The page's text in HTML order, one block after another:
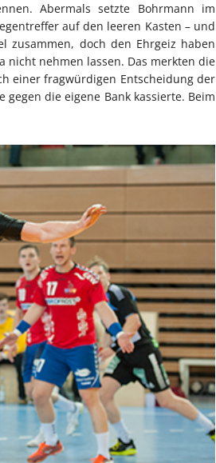
Abermals setzte Bohrmann im
auf den leeren Kasten – und
zusammen, doch den Ehrgeiz haben
nicht nehmen lassen. Das merkten die
einer fragwürdigen Entscheidung der
die eigene Bank kassierte. Beim